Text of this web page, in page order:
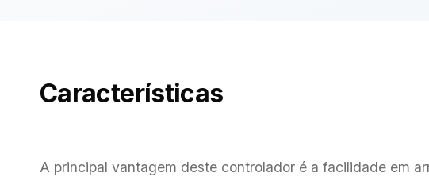
Características
A principal vantagem deste controlador é a facilidade em